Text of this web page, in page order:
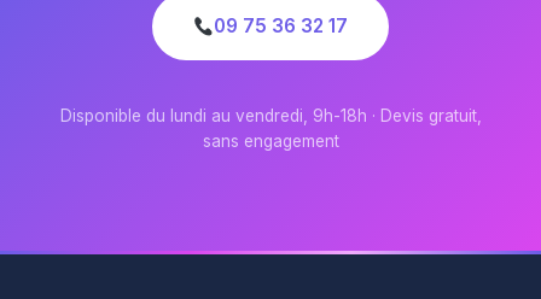
09 75 36 32 17
Disponible du lundi au vendredi, 9h-18h · Devis gratuit,
sans engagement